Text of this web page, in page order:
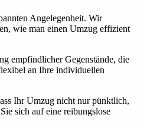
Angelegenheit. Wir
wie man einen Umzug effizient
empfindlicher Gegenstände, die
an Ihre individuellen
Ihr Umzug nicht nur pünktlich,
sich auf eine reibungslose